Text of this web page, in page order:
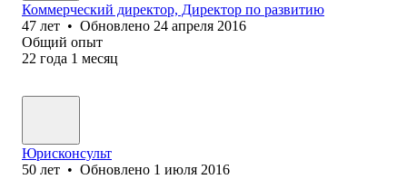
Коммерческий директор, Директор по развитию
47 лет • Обновлено 24 апреля 2016
Общий опыт
22 года 1 месяц
Юрисконсульт
50 лет • Обновлено 1 июля 2016